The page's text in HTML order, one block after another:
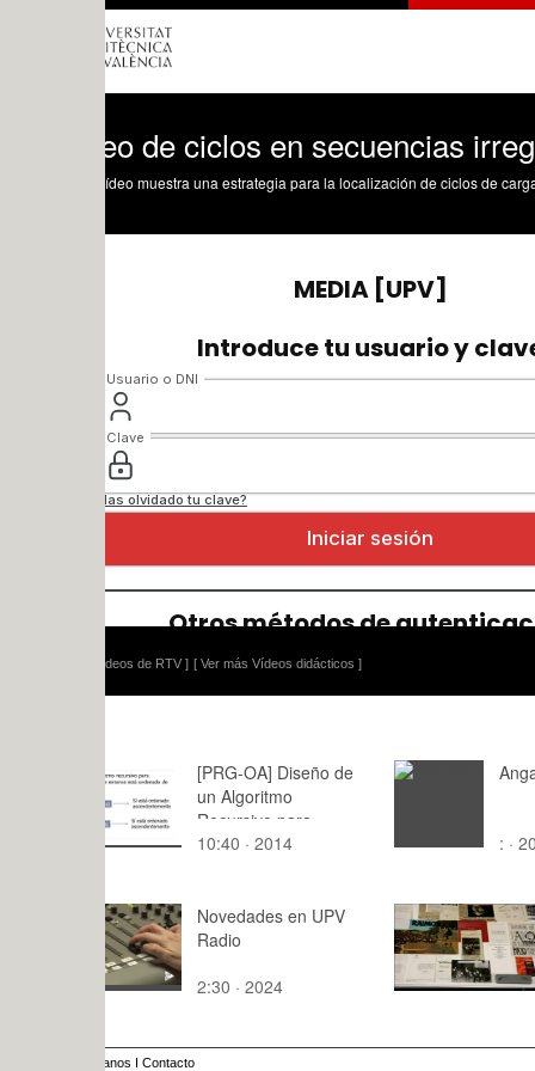
de ciclos en secuencias irregulares
[ Ver más Vídeos didácticos ]
[PRG-OA] Diseño de
un Algoritmo
Recursivo para
Determinar si un Array
10:40 · 2014
Angarber2
: · 2021
Novedades en UPV
Radio
2:30 · 2024
2:49 · 2015